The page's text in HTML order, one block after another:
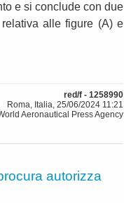
e si conclude con due
alle figure (A) e
red/f - 1258990
Roma, Italia, 25/06/2024 11:21
Aeronautical Press Agency
autorizza